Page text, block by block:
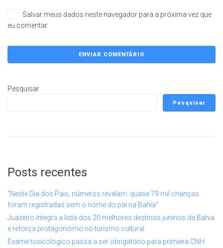
Salvar meus dados neste navegador para a próxima vez que
eu comentar.
Pesquisar
Pesquisar
Posts recentes
“Neste Dia dos Pais, números revelam: quase 79 mil crianças
foram registradas sem o nome do pai na Bahia”
Juazeiro integra a lista dos 20 melhores destinos juninos da Bahia
e reforça protagonismo no turismo cultural
Exame toxicológico passa a ser obrigatório para primeira CNH